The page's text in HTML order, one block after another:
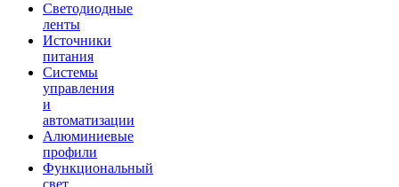
Светодиодные
ленты
Источники
питания
Системы
управления
и
автоматизации
Алюминиевые
профили
Функциональный
свет